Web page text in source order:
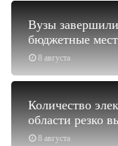
8 августа
Вузы
бюджетные
8 августа
Количество
области резко